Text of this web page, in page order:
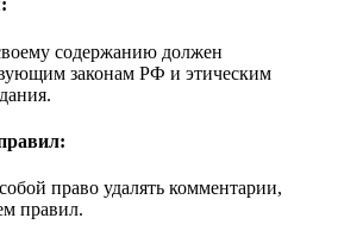
содержанию должен
законам РФ и этическим
право удалять комментарии,
правил.